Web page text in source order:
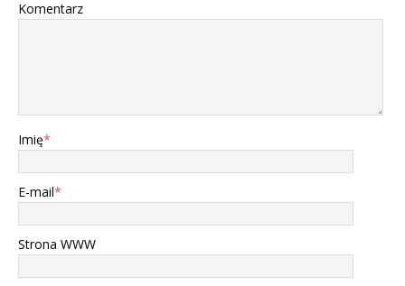
Komentarz
Imię*
E-mail*
Strona WWW